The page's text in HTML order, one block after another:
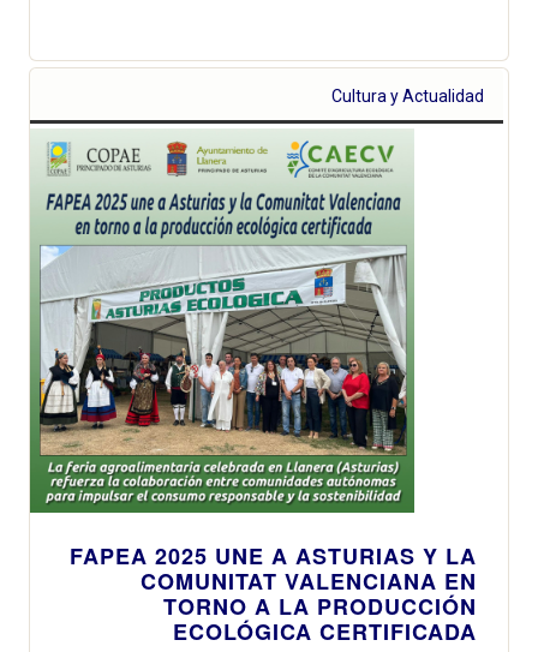
Cultura y Actualidad
FAPEA 2025 UNE A ASTURIAS Y LA
COMUNITAT VALENCIANA EN
TORNO A LA PRODUCCIÓN
ECOLÓGICA CERTIFICADA